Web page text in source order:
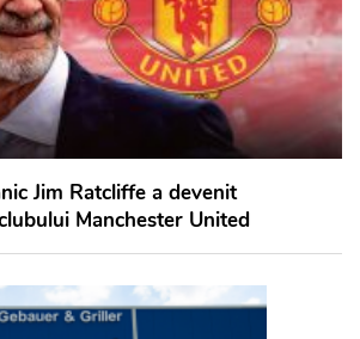
Jim Ratcliffe a devenit
Manchester United